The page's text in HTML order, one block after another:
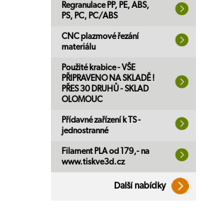
Regranulace PP, PE, ABS,
PS, PC, PC/ABS
CNC plazmové řezání
materiálu
Použité krabice - VŠE
PŘIPRAVENO NA SKLADĚ !
PŘES 30 DRUHŮ - SKLAD
OLOMOUC
Přídavné zařízení k TS -
jednostranné
Filament PLA od 179,- na
www.tiskve3d.cz
Další nabídky